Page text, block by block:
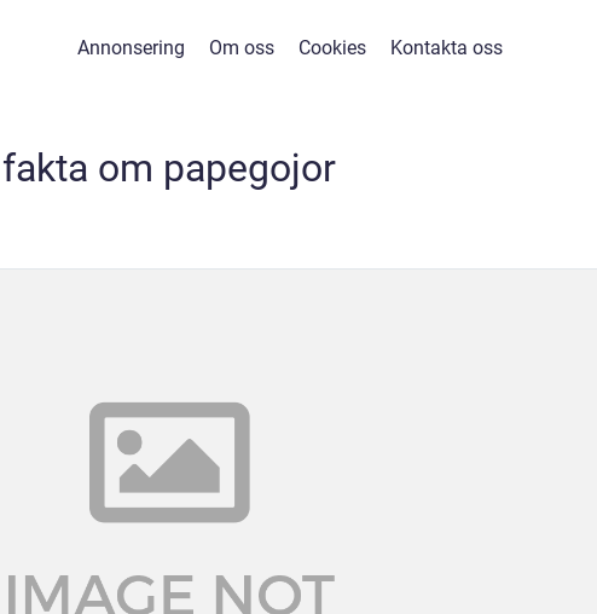
Annonsering Om oss Cookies Kontakta oss
fakta om papegojor